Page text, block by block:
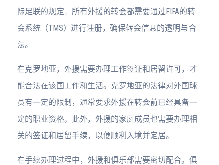
际足联的规定，所有外援的转会都需要通过FIFA的转
会系统（TMS）进行注册，确保转会信息的透明与合
法。
在克罗地亚，外援需要办理工作签证和居留许可，才
能合法在该国工作和生活。克罗地亚的法律对外国球
员有一定的限制，通常要求外援在转会前已经具备一
定的职业资格。此外，外援的家庭成员也需要办理相
关的签证和居留手续，以便顺利入境并定居。
在手续办理过程中，外援和俱乐部需要密切配合。俱